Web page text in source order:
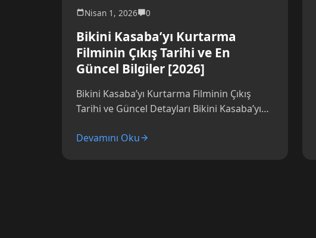
Nisan 1, 2026 0
Bikini Kasaba’yı Kurtarma
Filminin Çıkış Tarihi ve En
Güncel Bilgiler [2026]
Bikini Kasaba’yı Kurtarma Filminin Çıkış
Tarihi ve Güncel Detayları Bikini Kasaba’yı
duymandan itibaren pek çok...
Devamını Oku